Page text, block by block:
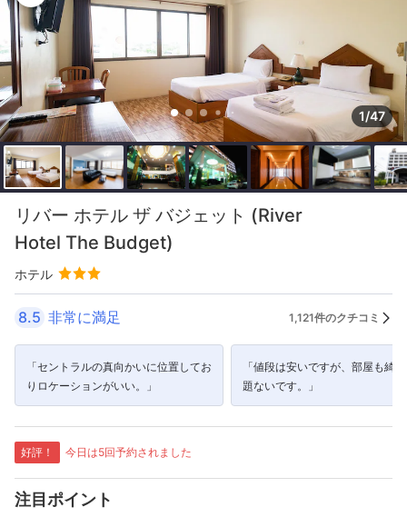
1/47
リバー ホテル ザ バジェット (River
Hotel The Budget)
ホテル
8.5 非常に満足 1,121件のクチコミ
「セントラルの真向かいに位置してお
りロケーションがいい。」
「値段は安いですが、部屋も綺
題ないです。」
好評！ 今日は5回予約されました
注目ポイント